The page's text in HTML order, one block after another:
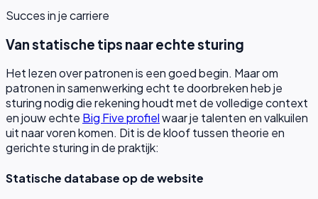
Succes in je carriere
Van statische tips naar echte sturing
Het lezen over patronen is een goed begin. Maar om
patronen in samenwerking echt te doorbreken heb je
sturing nodig die rekening houdt met de volledige context
en jouw echte Big Five profielwaar je talenten en valkuilen
uit naar voren komen. Dit is de kloof tussen theorie en
gerichte sturing in de praktijk:
Statische database op de website